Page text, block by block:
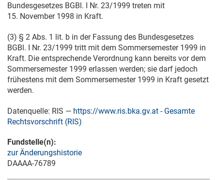
Bundesgesetzes BGBl. I Nr. 23/1999 treten mit
15. November 1998 in Kraft.
(3) § 2 Abs. 1 lit. b in der Fassung des Bundesgesetzes
BGBl. I Nr. 23/1999 tritt mit dem Sommersemester 1999 in
Kraft. Die entsprechende Verordnung kann bereits vor dem
Sommersemester 1999 erlassen werden; sie darf jedoch
frühestens mit dem Sommersemester 1999 in Kraft gesetzt
werden.
Datenquelle: RIS — https://www.ris.bka.gv.at - Gesamte
Rechtsvorschrift (RIS)
Fundstelle(n):
zur Änderungshistorie
DAAAA-76789